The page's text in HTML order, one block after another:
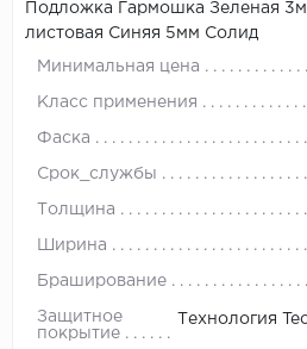
Подложка Гармошка Зеленая
листовая Синяя 5мм Солид
Минимальная цена
Класс применения
Фаска
Срок_службы
Толщина
Ширина
Браширование
Защитное
покрытие
Технология